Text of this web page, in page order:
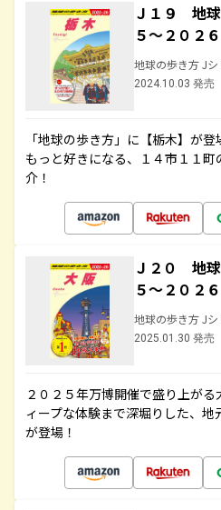
Ｊ１９ 地
５～２０２６
地球の歩き方 Jシ
2024.10.03 発売
「地球の歩き方」に【栃木】が
もっと好きになる、１４市１１
介！
Ｊ２０ 地
５～２０２６
地球の歩き方 Jシ
2025.01.30 発売
２０２５年万博開催で盛り上が
ィープな体験まで深堀りした、地
が登場！